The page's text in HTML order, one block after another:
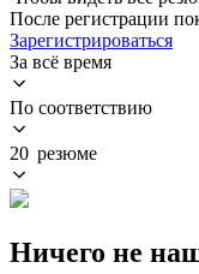
После регистрации
Зарегистрироваться
За всё время
По соответствию
20 резюме
Ничего не